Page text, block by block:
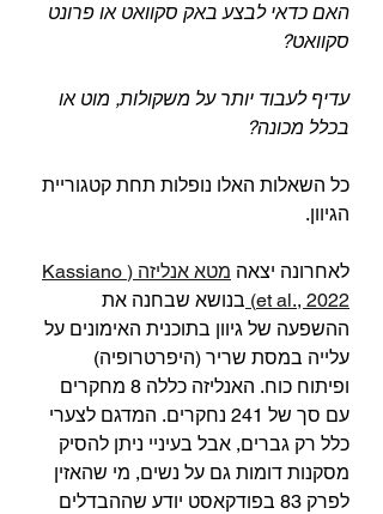
האם כדאי לבצע באק סקוואט או פרונט
סקוואט?⁣
עדיף לעבוד יותר על משקולות, מוט או
בכלל מכונה?
כל השאלות האלו נופלות תחת קטגוריית
הגיוון.⁣
לאחרונה יצאה
מטא אנליזה (Kassiano
et al., 2022) בנושא שבחנה את
ההשפעה של גיוון בתוכנית האימונים על
עלייה במסת שריר (היפרטרופיה)
ופיתוח כוח. האנליזה כללה 8 מחקרים
עם סך של 241 נחקרים. המדגם לצערי
כלל רק גברים, אבל בעיניי ניתן להסיק
מסקנות דומות גם על נשים, מי שהאזין
לפרק 83 בפודקאסט יודע שההבדלים